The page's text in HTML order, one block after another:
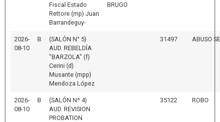
Fiscal Estado
Rettore (mp) Juan
Barrandeguy-
BRUGO
2026-
08-10
B
(SALÓN N° 5)
AUD. REBELDÍA
"BARZOLA" (f)
Cerini (d)
Musante (mpp)
Mendoza López
31497 ABUSO
2026-
08-10
B
(SALÓN Nº 4)
AUD. REVISION
PROBATION
35122 ROBO